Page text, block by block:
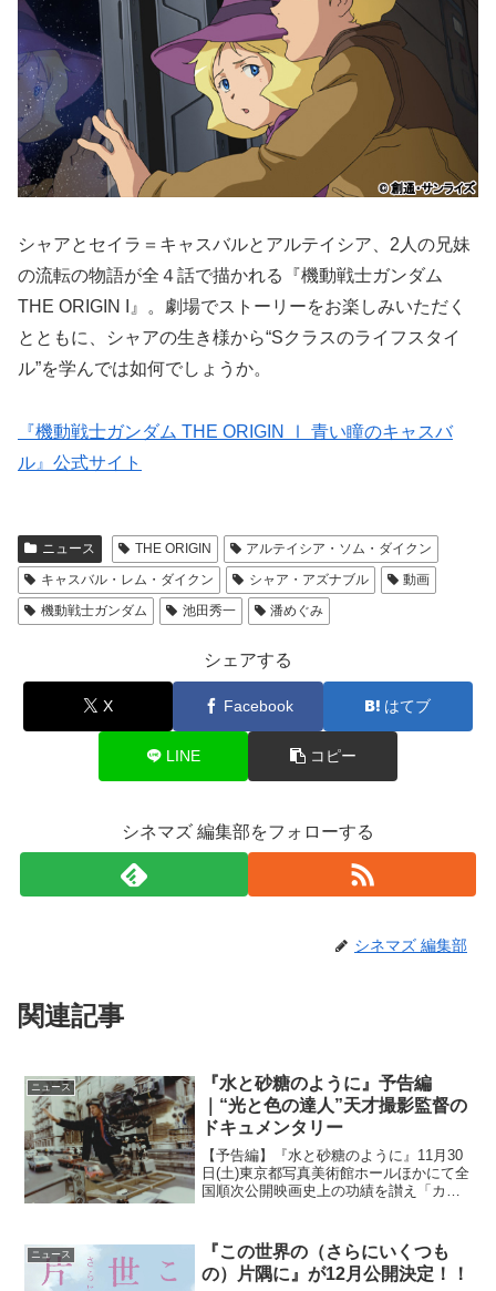
シャアとセイラ＝キャスバルとアルテイシア、2人の兄妹
の流転の物語が全４話で描かれる『機動戦士ガンダム
THE ORIGIN I』。劇場でストーリーをお楽しみいただく
とともに、シャアの生き様から“Sクラスのライフスタイ
ル”を学んでは如何でしょうか。
『機動戦士ガンダム THE ORIGIN Ⅰ 青い瞳のキャスバ
ル』公式サイト
ニュース THE ORIGIN
アルテイシア・ソム・ダイクン
キャスバル・レム・ダイクン
シャア・アズナブル
動画
機動戦士ガンダム
池田秀一 潘めぐみ
シェアする
X Facebook はてブ
LINE コピー
シネマズ 編集部をフォローする
シネマズ 編集部
関連記事
ニュース
『水と砂糖のように』予告編
｜“光と色の達人”天才撮影監督の
ドキュメンタリー
【予告編】『水と砂糖のように』11月30
日(土)東京都写真美術館ホールほかにて全
国順次公開映画史上の功績を讃え「カル
監督についての、知的な、深みのある、
なによりも愛にあ...
ニュース
『この世界の（さらにいくつも
の）片隅に』が12月公開決定！！